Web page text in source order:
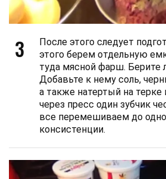
3
После этого следует
этого берем отдельную
туда мясной фарш. Берите
Добавьте к нему соль,
а также натертый на
через пресс один зубчик
все перемешиваем до
консистенции.